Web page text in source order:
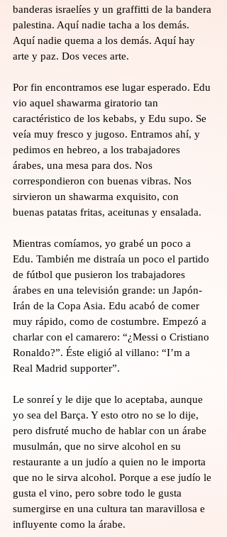
banderas israelíes y un graffitti de la bandera
palestina. Aquí nadie tacha a los demás.
Aquí nadie quema a los demás. Aquí hay
arte y paz. Dos veces arte.
Por fin encontramos ese lugar esperado. Edu
vio aquel shawarma giratorio tan
caractéristico de los kebabs, y Edu supo. Se
veía muy fresco y jugoso. Entramos ahí, y
pedimos en hebreo, a los trabajadores
árabes, una mesa para dos. Nos
correspondieron con buenas vibras. Nos
sirvieron un shawarma exquisito, con
buenas patatas fritas, aceitunas y ensalada.
Mientras comíamos, yo grabé un poco a
Edu. También me distraía un poco el partido
de fútbol que pusieron los trabajadores
árabes en una televisión grande: un Japón-
Irán de la Copa Asia. Edu acabó de comer
muy rápido, como de costumbre. Empezó a
charlar con el camarero: “¿Messi o Cristiano
Ronaldo?”. Éste eligió al villano: “I’m a
Real Madrid supporter”.
Le sonreí y le dije que lo aceptaba, aunque
yo sea del Barça. Y esto otro no se lo dije,
pero disfruté mucho de hablar con un árabe
musulmán, que no sirve alcohol en su
restaurante a un judío a quien no le importa
que no le sirva alcohol. Porque a ese judío le
gusta el vino, pero sobre todo le gusta
sumergirse en una cultura tan maravillosa e
influyente como la árabe.